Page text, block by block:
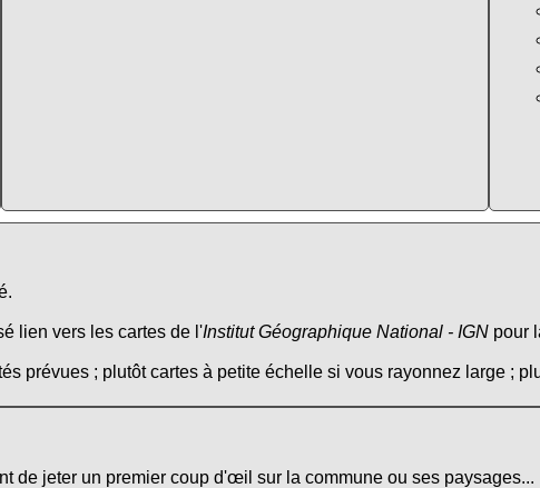
lien vers les cartes de l'Institut Géographique National - IGN pour
prévues ; plutôt cartes à petite échelle si vous rayonnez large ;
de jeter un premier coup d'œil sur la commune ou ses paysages...